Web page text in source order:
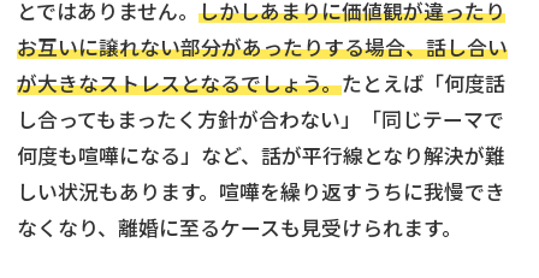
とではありません。 しかしあまりに価値観が違ったり
お互いに譲れない部分があったりする場合、話し合い
が大きなストレスとなるでしょう。たとえば「何度話
し合ってもまったく方針が合わない」「同じテーマで
何度も喧嘩になる」など、話が平行線となり解決が難
しい状況もあります。喧嘩を繰り返すうちに我慢でき
なくなり、離婚に至るケースも見受けられます。